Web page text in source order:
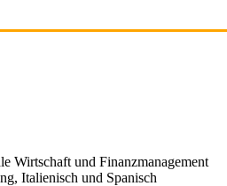
Wirtschaft und Finanzmanagement
Italienisch und Spanisch